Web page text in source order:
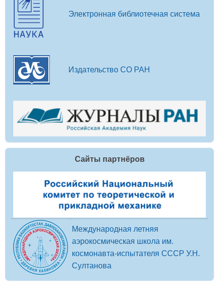
Электронная библиотечная система
Издательство СО РАН
Сайты партнёров
Международная летняя
аэрокосмическая школа им.
космонавта-испытателя СССР У.Н.
Султанова